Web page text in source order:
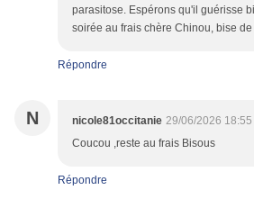
parasitose. Espérons qu'il guérisse
soirée au frais chère Chinou, bise
Répondre
N nicole81occitanie 29/06/2026 18:55
Coucou ,reste au frais Bisous
Répondre